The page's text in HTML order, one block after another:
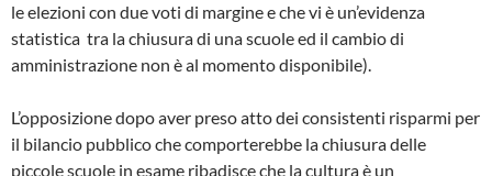
le elezioni con due voti di margine e che vi è un’evidenza
statistica tra la chiusura di una scuole ed il cambio di
amministrazione non è al momento disponibile).
L’opposizione dopo aver preso atto dei consistenti risparmi per
il bilancio pubblico che comporterebbe la chiusura delle
piccole scuole in esame ribadisce che la cultura è un